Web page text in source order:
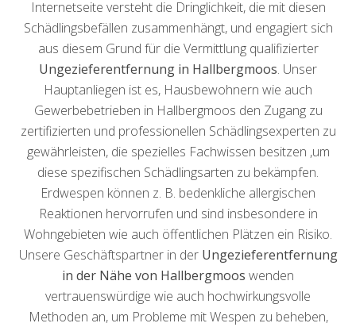
Internetseite versteht die Dringlichkeit, die mit diesen
Schädlingsbefällen zusammenhängt, und engagiert sich
aus diesem Grund für die Vermittlung qualifizierter
Ungezieferentfernung in Hallbergmoos. Unser
Hauptanliegen ist es, Hausbewohnern wie auch
Gewerbebetrieben in Hallbergmoos den Zugang zu
zertifizierten und professionellen Schädlingsexperten zu
gewährleisten, die spezielles Fachwissen besitzen ,um
diese spezifischen Schädlingsarten zu bekämpfen.
Erdwespen können z. B. bedenkliche allergischen
Reaktionen hervorrufen und sind insbesondere in
Wohngebieten wie auch öffentlichen Plätzen ein Risiko.
Unsere Geschäftspartner in der Ungezieferentfernung
in der Nähe von Hallbergmoos wenden
vertrauenswürdige wie auch hochwirkungsvolle
Methoden an, um Probleme mit Wespen zu beheben,